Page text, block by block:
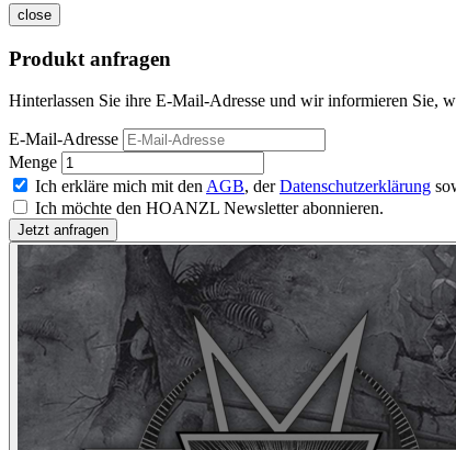
close
Produkt anfragen
Hinterlassen Sie ihre E-Mail-Adresse und wir informieren Sie,
E-Mail-Adresse
Menge
Ich erkläre mich mit den AGB, derDatenschutzerklärung
Ich möchte den HOANZL Newsletter abonnieren.